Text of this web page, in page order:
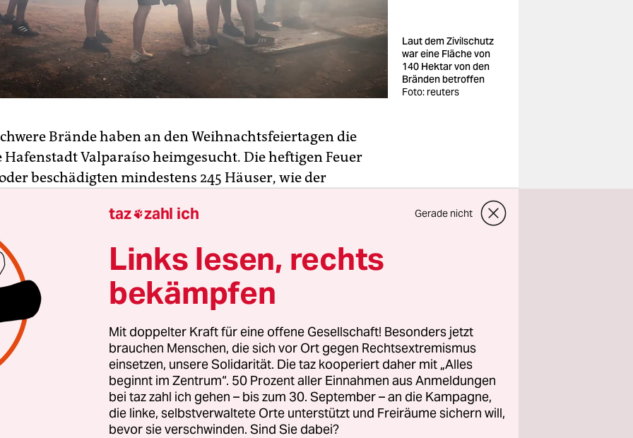
Laut dem Zivilschutz
war eine Fläche von
140 Hektar von den
Bränden betroffen
Foto: reuters
Brände haben an den Weihnachtsfeiertagen die
Hafenstadt Valparaíso heimgesucht. Die heftigen Feuer
beschädigten mindestens 245 Häuser, wie der
mitteilte. Hunderte Menschen wurden obdachlos.
gab es nach Angaben der Behörden nicht. Zwölf
trugen Verletzungen davon.
der Stadt im Westen des südamerikanischen Landes
wie die Feuerwehr verlautbarte. Laut dem
zeitweise knapp 3.000 Menschen ohne Strom. Die
zwei Notunterkünfte ein. Neben zahlreichen
am Boden waren auch eine Reihe von
an den Löscharbeiten beteiligt. Sie warfen Wasser
ab und versuchten so, das Feuer immer weiter
taz zahl ich Gerade nicht
Links lesen, rechts
bekämpfen
Mit doppelter Kraft für eine offene Gesellschaft! Besonders jetzt
brauchen Menschen, die sich vor Ort gegen Rechtsextremismus
einsetzen, unsere Solidarität. Die taz kooperiert daher mit „Alles
beginnt im Zentrum“. 50 Prozent aller Einnahmen aus Anmeldungen
bei taz zahl ich gehen – bis zum 30. September – an die Kampagne,
die linke, selbstverwaltete Orte unterstützt und Freiräume sichern will,
bevor sie verschwinden. Sind Sie dabei?